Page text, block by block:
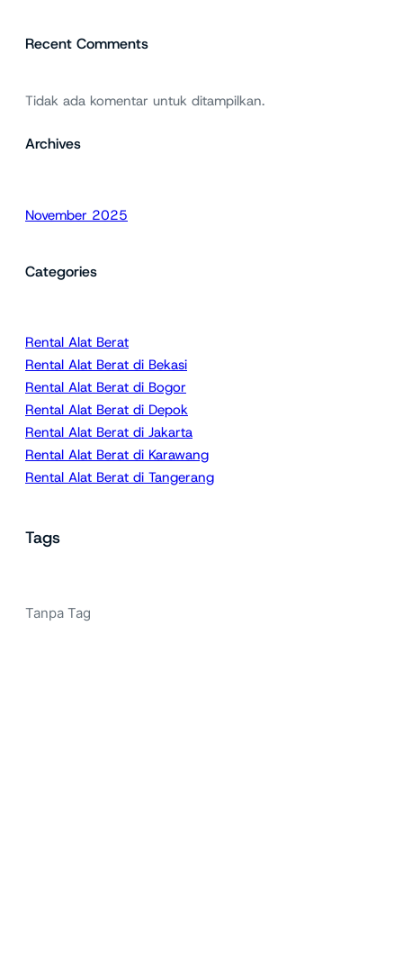
Recent Comments
Tidak ada komentar untuk ditampilkan.
Archives
November 2025
Categories
Rental Alat Berat
Rental Alat Berat di Bekasi
Rental Alat Berat di Bogor
Rental Alat Berat di Depok
Rental Alat Berat di Jakarta
Rental Alat Berat di Karawang
Rental Alat Berat di Tangerang
Tags
Tanpa Tag